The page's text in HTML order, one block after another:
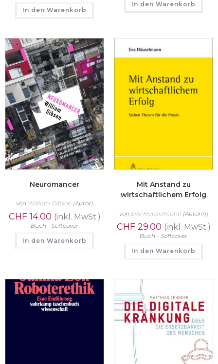
In den Warenkorb
In den Warenkorb
Neuromancer
von William Gibson (Autor)
CHF14.00 (inkl. MwSt.)
Buch - Softcover
In den Warenkorb
Mit Anstand zu
wirtschaftlichem Erfolg
von Eva Häuselmann (Autorin)
CHF29.00 (inkl. MwSt.)
Buch - Softcover
In den Warenkorb